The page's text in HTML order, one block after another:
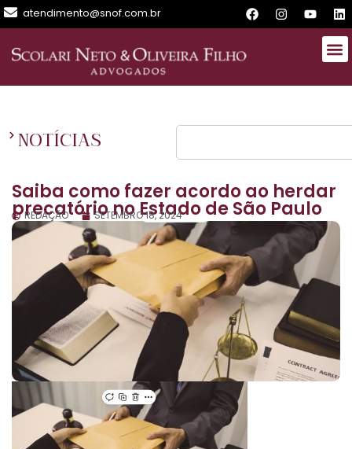
atendimento@snof.com.br
NOTÍCIAS
Saiba como fazer acordo ao herdar
precatório no Estado de São Paulo
REDAÇÃO SETEMBRO 18, 2024